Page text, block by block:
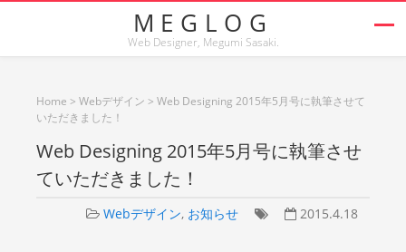
MEGLOG
Web Designer, Megumi Sasaki.
Home > Webデザイン > Web Designing 2015年5月号に執筆させて
いただきました！
Web Designing 2015年5月号に執筆させ
ていただきました！
Webデザイン, お知らせ 2015.4.18